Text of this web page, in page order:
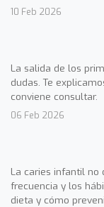
10 Feb 2026
La salida de los
dudas. Te
conviene consultar.
06 Feb 2026
La caries infantil no
frecuencia y los
dieta y cómo